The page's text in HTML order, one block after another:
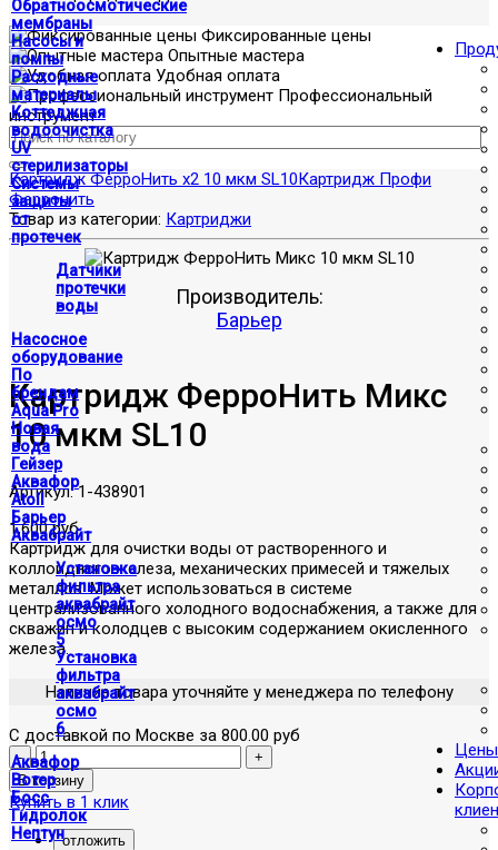
Обратноосмотические
мембраны
Насосы и
помпы
Расходные
материалы
Коттеджная
водоочистка
UV
стерилизаторы
Системы
защиты
от
протечек
Датчики
протечки
воды
Насосное
оборудование
По
брендам
Aqua Pro
Новая
вода
Гейзер
Аквафор
Atoll
Барьер
Аквабрайт
Установка
фильтра
аквабрайт
осмо
5
Установка
фильтра
аквабрайт
осмо
6
Аквафор
Вотер
Босс
Гидролок
Нептун
Цены
Фиксированные цены
Опытные мастера
Удобная оплата
Профессиональный
инструмент
Картридж ФерроНить x2 10 мкм SL10Картридж Профи
Ферронить
Товар из категории: Картриджи
Производитель:
Барьер
Картридж ФерроНить Микс
10 мкм SL10
Артикул:1-438901
1,600 руб
Картридж для очистки воды от растворенного и
коллоидного железа, механических примесей и тяжелых
металлов. Может использоваться в системе
централизованного холодного водоснабжения, а также для
скважин и колодцев с высоким содержанием окисленного
железа.
Наличие товара уточняйте у менеджера по телефону
С доставкой по Москве за 800.00 руб
Купить в 1 клик
отложить